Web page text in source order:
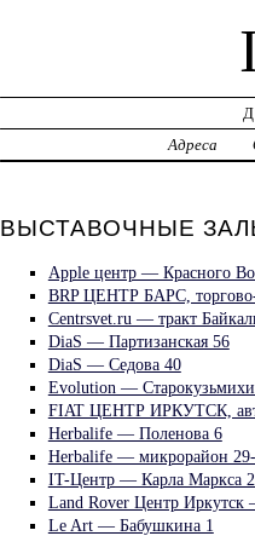
Адреса
ВЫСТАВОЧНЫЕ
Apple центр — Красного
BRP ЦЕНТР БАРС,
Centrsvet.ru — тракт
DiaS — Партизанская 56
DiaS — Седова 40
Evolution —
FIAT ЦЕНТР ИРКУТСК,
Herbalife — Поленова 6
Herbalife — микрорайон
IT-Центр — Карла Маркса
Land Rover Центр
Le Art — Бабушкина 1